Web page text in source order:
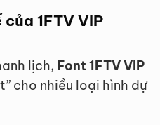
1FTV VIP
lịch, Font 1FTV VIP
cho nhiều loại hình dự